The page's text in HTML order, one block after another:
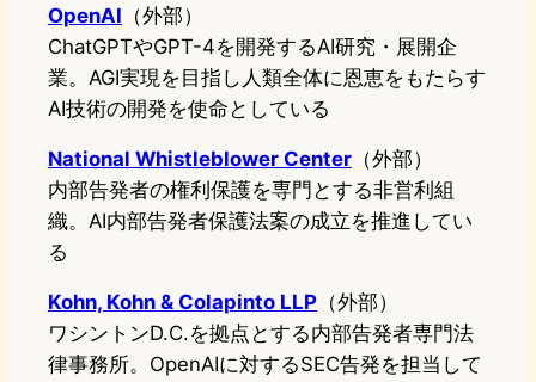
OpenAI （外部）
ChatGPTやGPT-4を開発するAI研究・展開企
業。AGI実現を目指し人類全体に恩恵をもたらす
AI技術の開発を使命としている
National Whistleblower Center （外部）
内部告発者の権利保護を専門とする非営利組
織。AI内部告発者保護法案の成立を推進してい
る
Kohn, Kohn & Colapinto LLP （外部）
ワシントンD.C.を拠点とする内部告発者専門法
律事務所。OpenAIに対するSEC告発を担当して